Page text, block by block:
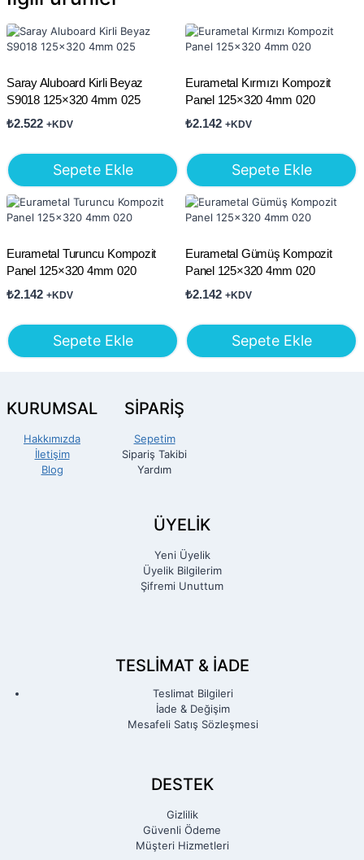
Saray Aluboard Kirli Beyaz
S9018 125×320 4mm 025
₺2.522 +KDV
Sepete Ekle
Eurametal Kırmızı Kompozit
Panel 125×320 4mm 020
₺2.142 +KDV
Sepete Ekle
Eurametal Turuncu Kompozit
Panel 125×320 4mm 020
₺2.142 +KDV
Sepete Ekle
Eurametal Gümüş Kompozit
Panel 125×320 4mm 020
₺2.142 +KDV
Sepete Ekle
KURUMSAL
Hakkımızda
İletişim
Blog
SİPARİŞ
Sepetim
Sipariş Takibi
Yardım
ÜYELİK
Yeni Üyelik
Üyelik Bilgilerim
Şifremi Unuttum
TESLIMAT & İADE
Teslimat Bilgileri
İade & Değişim
Mesafeli Satış Sözleşmesi
DESTEK
Gizlilik
Güvenli Ödeme
Müşteri Hizmetleri